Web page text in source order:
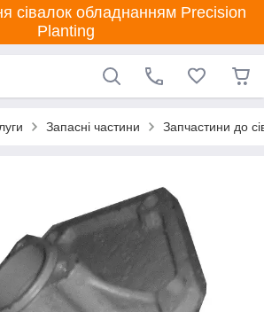
сівалок обладнанням Precision
Planting
Запасні частини Запчастини до